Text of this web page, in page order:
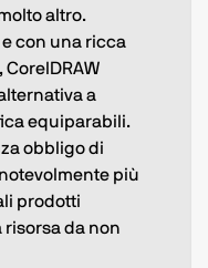
altro.
con una ricca
a
equiparabili.
obbligo di
più
prodotti
risorsa da non